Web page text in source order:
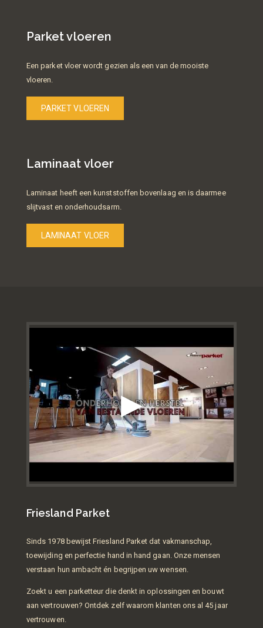
Parket vloeren
Een parket vloer wordt gezien als een van de mooiste
vloeren.
PARKET VLOEREN
Laminaat vloer
Laminaat heeft een kunststoffen bovenlaag en is daarmee
slijtvast en onderhoudsarm.
LAMINAAT VLOER
Friesland Parket
Sinds 1978 bewijst Friesland Parket dat vakmanschap,
toewijding en perfectie hand in hand gaan. Onze mensen
verstaan hun ambacht én begrijpen uw wensen.
Zoekt u een parketteur die denkt in oplossingen en bouwt
aan vertrouwen? Ontdek zelf waarom klanten ons al 45 jaar
vertrouwen.